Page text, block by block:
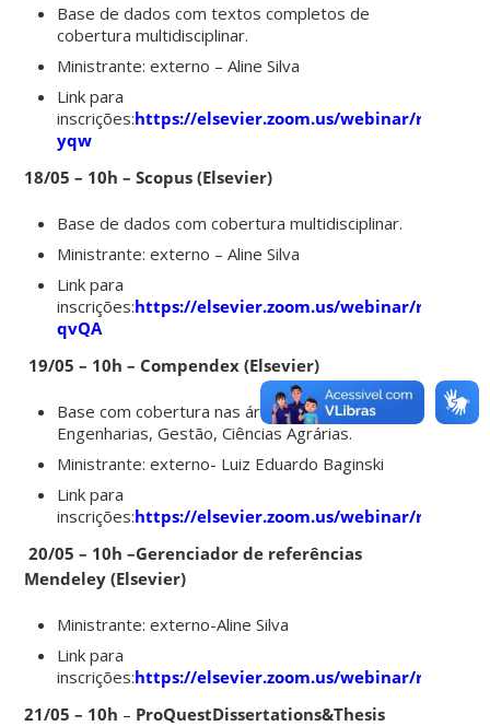
Base de dados com textos completos de
cobertura multidisciplinar.
Ministrante: externo – Aline Silva
Link para
inscrições:https://elsevier.zoom.us/webinar/register/
yqw
18/05 – 10h– Scopus (Elsevier)
Base de dados com cobertura multidisciplinar.
Ministrante: externo – Aline Silva
Link para
inscrições:https://elsevier.zoom.us/webinar/register/
qvQA
19/05 – 10h– Compendex (Elsevier)
Base com cobertura nas áreas de Tecnologia,
Engenharias, Gestão, Ciências Agrárias.
Ministrante: externo- Luiz Eduardo Baginski
Link para
inscrições:https://elsevier.zoom.us/webinar/register/
20/05 – 10h–Gerenciador de referências
Mendeley (Elsevier)
Ministrante: externo-Aline Silva
Link para
inscrições:https://elsevier.zoom.us/webinar/register/
21/05 – 10h – ProQuestDissertations&Thesis